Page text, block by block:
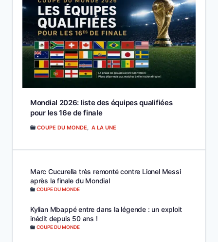
Mondial 2026: liste des équipes qualifiées
pour les 16e de finale
COUPE DU MONDE, A LA UNE
Marc Cucurella très remonté contre Lionel Messi
après la finale du Mondial
COUPE DU MONDE
Kylian Mbappé entre dans la légende : un exploit
inédit depuis 50 ans !
COUPE DU MONDE